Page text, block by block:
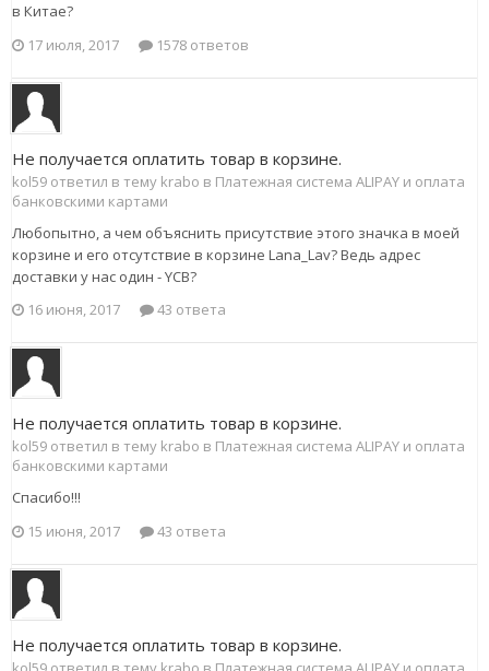
в Китае?
17 июля, 2017
1578 ответов
Не получается оплатить товар в корзине.
kol59 ответил в тему krabo в Платежная система ALIPAY и оплата
банковскими картами
Любопытно, а чем объяснить присутствие этого значка в моей
корзине и его отсутствие в корзине Lana_Lav? Ведь адрес
доставки у нас один - YCB?
16 июня, 2017
43 ответа
Не получается оплатить товар в корзине.
kol59 ответил в тему krabo в Платежная система ALIPAY и оплата
банковскими картами
Спасибо!!!
15 июня, 2017
43 ответа
Не получается оплатить товар в корзине.